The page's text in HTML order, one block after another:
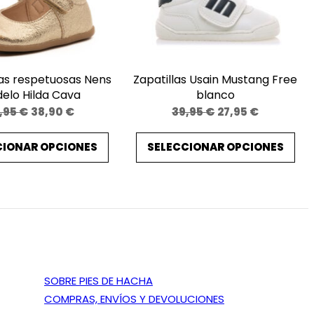
respetuosas Nens
Hilda Cava
€ El
precio
original
era:
38,90 €El
precio
actual
es:
OPCIONES
Zapatillas Usain Mustang Free
blanco
39,95€ El
precio
original
era:
27,95 €El
precio
actual
es:
SELECCIONAR OPCIONES
SOBRE PIES DE HACHA
COMPRAS, ENVÍOS Y DEVOLUCIONES